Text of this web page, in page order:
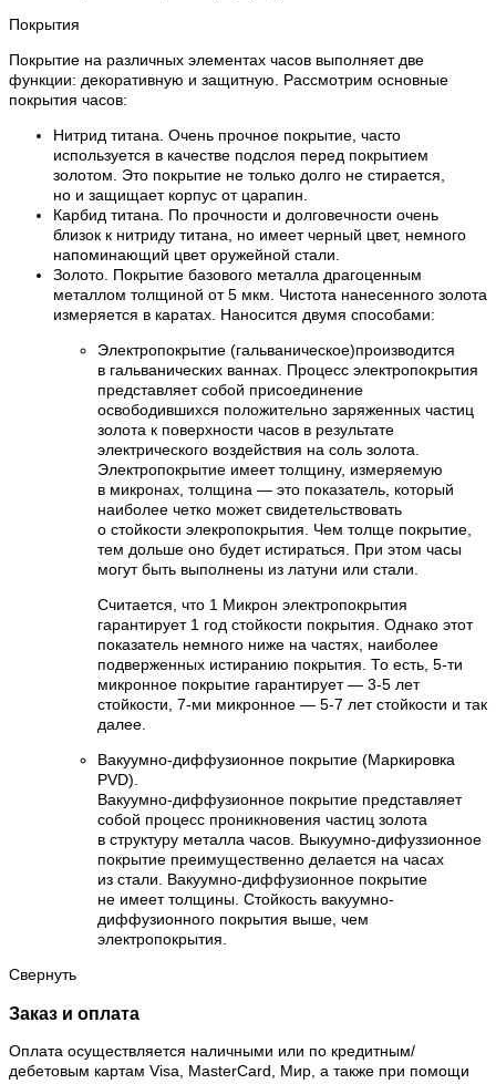
Покрытия
Покрытие на различных элементах часов выполняет две
функции: декоративную и защитную. Рассмотрим основные
покрытия часов:
Нитрид титана. Очень прочное покрытие, часто
используется в качестве подслоя перед покрытием
золотом. Это покрытие не только долго не стирается,
но и защищает корпус от царапин.
Карбид титана. По прочности и долговечности очень
близок к нитриду титана, но имеет черный цвет, немного
напоминающий цвет оружейной стали.
Золото. Покрытие базового металла драгоценным
металлом толщиной от 5 мкм. Чистота нанесенного золота
измеряется в каратах. Наносится двумя способами:
Электропокрытие (гальваническое)производится
в гальванических ваннах. Процесс электропокрытия
представляет собой присоединение
освободившихся положительно заряженных частиц
золота к поверхности часов в результате
электрического воздействия на соль золота.
Электропокрытие имеет толщину, измеряемую
в микронах, толщина — это показатель, который
наиболее четко может свидетельствовать
о стойкости элекропокрытия. Чем толще покрытие,
тем дольше оно будет истираться. При этом часы
могут быть выполнены из латуни или стали.
Считается, что 1 Микрон электропокрытия
гарантирует 1 год стойкости покрытия. Однако этот
показатель немного ниже на частях, наиболее
подверженных истиранию покрытия. То есть, 5-ти
микронное покрытие гарантирует — 3-5 лет
стойкости, 7-ми микронное — 5-7 лет стойкости и так
далее.
Вакуумно-диффузионное покрытие (Маркировка
PVD).
Вакуумно-диффузионное покрытие представляет
собой процесс проникновения частиц золота
в структуру металла часов. Выкуумно-дифуззионное
покрытие преимущественно делается на часах
из стали. Вакуумно-диффузионное покрытие
не имеет толщины. Стойкость вакуумно-
диффузионного покрытия выше, чем
электропокрытия.
Свернуть
Заказ и оплата
Оплата осуществляется наличными или по кредитным/
дебетовым картам Visa, MasterCard, Мир, а также при помощи